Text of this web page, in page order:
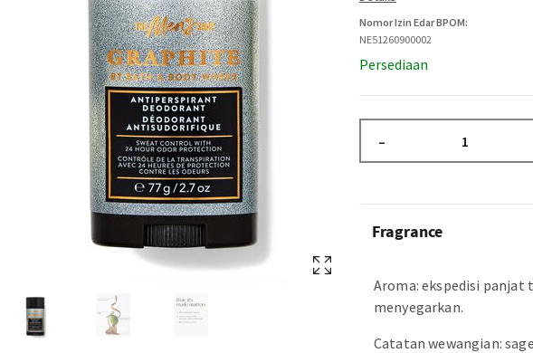
Nomor Izin Edar BPOM:
NE51260900002
Persediaan
–
Fragrance
Aroma: ekspedisi panjat
menyegarkan.
Catatan wewangian: